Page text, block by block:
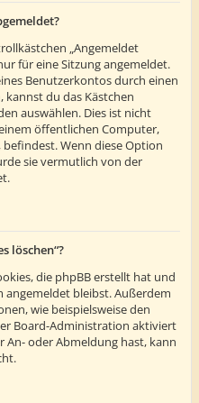
„Angemeldet
für eine Sitzung angemeldet.
Benutzerkontos durch einen
kannst du das Kästchen
auswählen. Dies ist nicht
öffentlichen Computer,
Wenn diese Option
sie vermutlich von der
löschen“?
die phpBB erstellt hat und
angemeldet bleibst. Außerdem
wie beispielsweise den
Board-Administration aktiviert
An- oder Abmeldung hast, kann